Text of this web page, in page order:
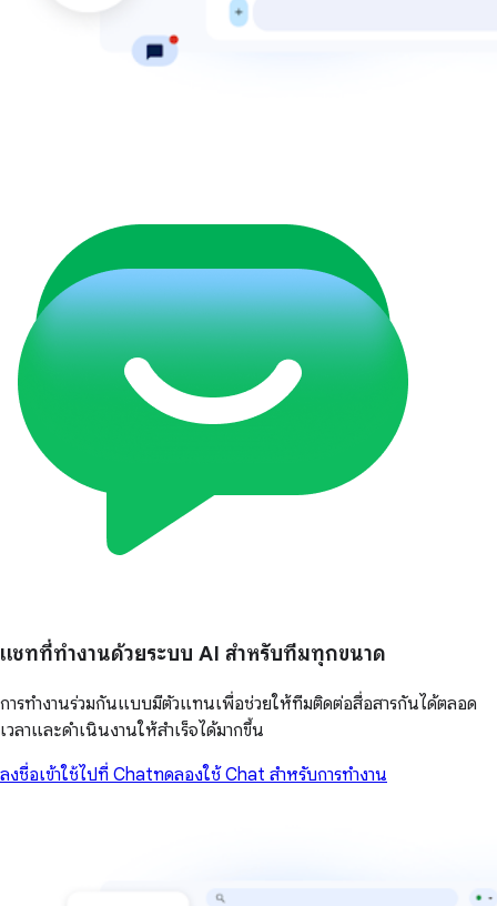
แชทที่ทำงานด้วยระบบ AI สำหรับทีมทุกขนาด
การทำงานร่วมกันแบบมีตัวแทนเพื่อช่วยให้ทีมติดต่อสื่อสารกันได้ตลอด
เวลาและดำเนินงานให้สำเร็จได้มากขึ้น
ลงชื่อเข้าใช้ไปที่ Chatทดลองใช้ Chat สำหรับการทำงาน